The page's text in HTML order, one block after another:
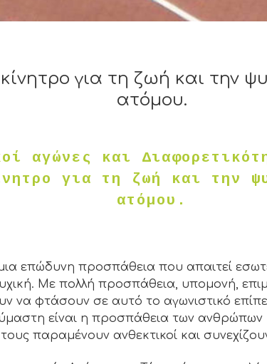
για τη ζωή και την
ατόμου.
αγώνες και
για τη ζωή και την
ατόμου.
επώδυνη προσπάθεια που απαιτεί
Με πολλή προσπάθεια, υπομονή,
να φτάσουν σε αυτό το αγωνιστικό
είναι η προσπάθεια των
παραμένουν ανθεκτικοί και